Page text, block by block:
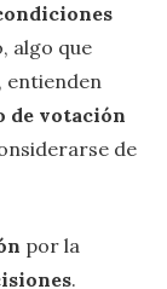
algo que
entienden
de votación
de
por la
.